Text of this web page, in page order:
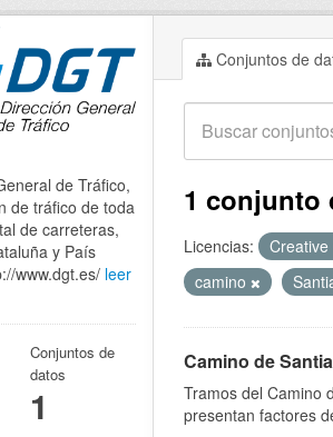
Conjuntos de
1 conjunto
Licencias:
camino
Camino de
Tramos del Camino
presentan factores
de Tráfico,
de tráfico de toda
de carreteras,
y País
www.dgt.es/ leer
Conjuntos de
datos
1